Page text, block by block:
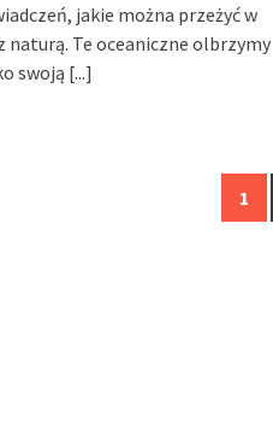
jakie można przeżyć w
Te oceaniczne olbrzymy
swoją [...]
1